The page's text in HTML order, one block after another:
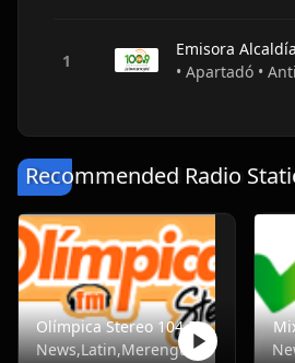
Recommended Radio
Olímpica Stereo 104.5 FM
News,Latin,Merengue,Balada